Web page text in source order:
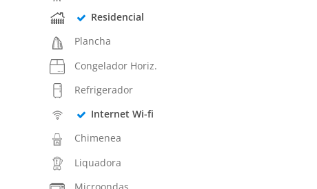
Residencial
Plancha
Congelador Horiz.
Refrigerador
Internet Wi-fi
Chimenea
Liquadora